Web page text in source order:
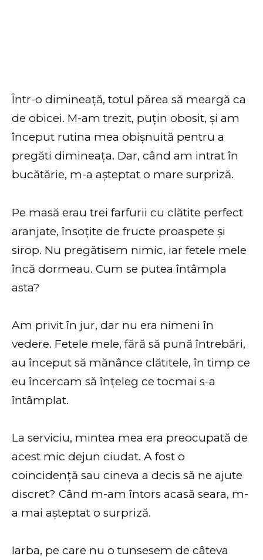
Într-o dimineață, totul părea să meargă ca
de obicei. M-am trezit, puțin obosit, și am
început rutina mea obișnuită pentru a
pregăti dimineața. Dar, când am intrat în
bucătărie, m-a așteptat o mare surpriză.
Pe masă erau trei farfurii cu clătite perfect
aranjate, însoțite de fructe proaspete și
sirop. Nu pregătisem nimic, iar fetele mele
încă dormeau. Cum se putea întâmpla
asta?
Am privit în jur, dar nu era nimeni în
vedere. Fetele mele, fără să pună întrebări,
au început să mănânce clătitele, în timp ce
eu încercam să înțeleg ce tocmai s-a
întâmplat.
La serviciu, mintea mea era preocupată de
acest mic dejun ciudat. A fost o
coincidență sau cineva a decis să ne ajute
discret? Când m-am întors acasă seara, m-
a mai așteptat o surpriză.
Iarba, pe care nu o tunsesem de câteva